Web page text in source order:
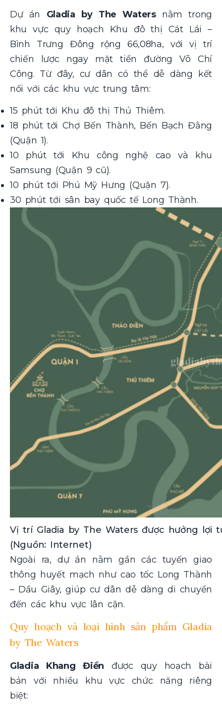
Dự án Gladia by The Waters nằm trong
khu vực quy hoạch Khu đô thị Cát Lái –
Bình Trưng Đông rộng 66,08ha, với vị trí
chiến lược ngay mặt tiền đường Võ Chí
Công. Từ đây, cư dân có thể dễ dàng kết
nối với các khu vực trung tâm:
15 phút tới Khu đô thị Thủ Thiêm.
18 phút tới Chợ Bến Thành, Bến Bạch Đằng
(Quận 1).
10 phút tới Khu công nghệ cao và khu
Samsung (Quận 9 cũ).
10 phút tới Phú Mỹ Hưng (Quận 7).
30 phút tới sân bay quốc tế Long Thành.
Vị trí Gladia by The Waters được hưởng
(Nguồn: Internet)
Ngoài ra, dự án nằm gần các tuyến giao
thông huyết mạch như cao tốc Long Thành
– Dầu Giây, giúp cư dân dễ dàng di chuyển
đến các khu vực lân cận.
Quy hoạch và loại hình sản phẩm Gladia
by The Waters
Gladia Khang Điền được quy hoạch bài
bản với nhiều khu vực chức năng riêng
biệt: